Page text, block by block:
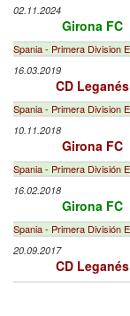
02.11.2024
Girona FC
Spania - Primera Division
16.03.2019
CD Leganés
Spania - Primera Division
10.11.2018
Girona FC
Spania - Primera División
16.02.2018
Girona FC
Spania - Primera División
20.09.2017
CD Leganés